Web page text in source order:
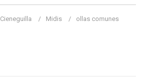
Cieneguilla Midis
ollas comunes